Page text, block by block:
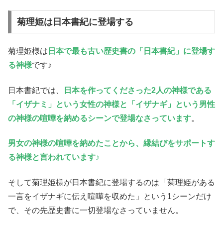
菊理姫は日本書紀に登場する
菊理姫様は 日本で最も古い歴史書の「日本書紀」に登場す
る神様です♪
日本書紀では、
日本を作ってくださった2人の神様である
「イザナミ」という女性の神様と「イザナギ」という男性
の神様の喧嘩を納めるシーンで登場なさっています。
男女の神様の喧嘩を納めたことから、縁結びをサポートす
る神様と言われています♪
そして菊理姫様が日本書紀に登場するのは「菊理姫がある
一言をイザナギに伝え喧嘩を収めた」という1シーンだけ
で、その先歴史書に一切登場なさっていません。